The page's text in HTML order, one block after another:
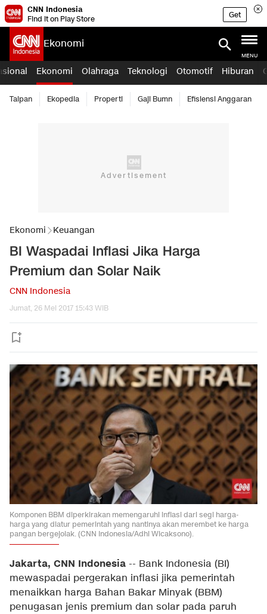
CNN Indonesia
Find it on Play Store
Get
Ekonomi
MENU
Ekonomi Olahraga Teknologi Otomotif Hiburan
Taipan Ekopedia Properti Gaji Bumn Efisiensi Anggaran
Ekonomi Keuangan
BI Waspadai Inflasi Jika Harga
Premium dan Solar Naik
CNN Indonesia
Jumat, 26 Mei 2017 15:43 WIB
Komponen BBM diperkirakan memengaruhi inflasi dari segi harga-
harga yang diatur pemerintah yang nantinya akan merembet ke harga
pangan bergejolak. (CNN Indonesia/Adhi Wicaksono).
Jakarta, CNN Indonesia -- Bank Indonesia (BI)
mewaspadai pergerakan inflasi jika pemerintah
menaikkan harga Bahan Bakar Minyak (BBM)
penugasan jenis premium dan solar pada paruh